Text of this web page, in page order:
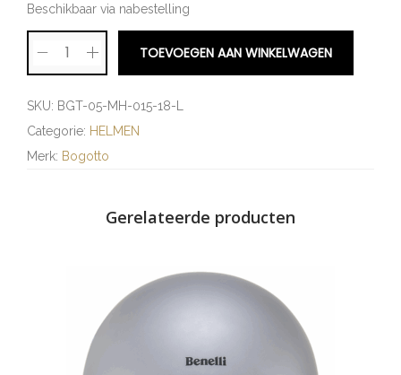
Beschikbaar via nabestelling
TOEVOEGEN AAN WINKELWAGEN
SKU: BGT-05-MH-015-18-L
Categorie: HELMEN
Merk: Bogotto
Gerelateerde producten